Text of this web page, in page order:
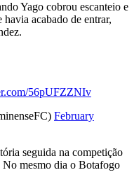
Yago cobrou escanteio e
acabado de entrar,
56pUFZZNIv
February
seguida na competição
mesmo dia o Botafogo